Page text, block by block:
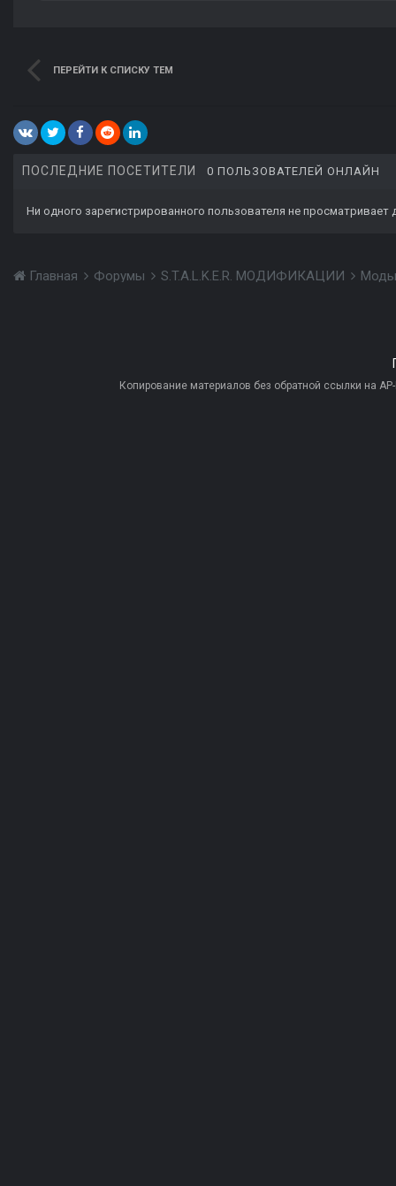
ПЕРЕЙТИ К СПИСКУ ТЕМ
ПОСЛЕДНИЕ ПОСЕТИТЕЛИ 0 ПОЛЬЗОВАТЕЛЕЙ ОНЛАЙН
Ни одного зарегистрированного пользователя не просматривает
Главная Форумы S.T.A.L.K.E.R. МОДИФИКАЦИИ
Копирование материалов без обратной ссылки на